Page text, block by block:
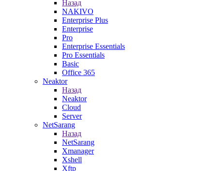
Назад
NAKIVO
Enterprise Plus
Enterprise
Pro
Enterprise Essentials
Pro Essentials
Basic
Office 365
Neaktor
Назад
Neaktor
Cloud
Server
NetSarang
Назад
NetSarang
Xmanager
Xshell
Xftp